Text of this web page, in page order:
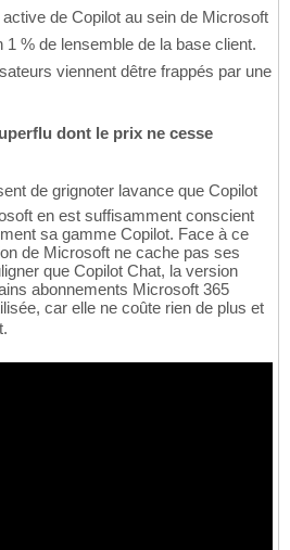
active de Copilot au sein de Microsoft
% de lensemble de la base client.
viennent dêtre frappés par une
dont le prix ne cesse
de grignoter lavance que Copilot
en est suffisamment conscient
sa gamme Copilot. Face à ce
de Microsoft ne cache pas ses
que Copilot Chat, la version
abonnements Microsoft 365
car elle ne coûte rien de plus et